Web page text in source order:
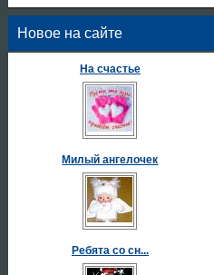
Новое на сайте
На счастье
Милый ангелочек
Ребята со сн...